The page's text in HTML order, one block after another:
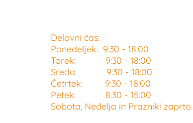
Delovni čas:
Ponedeljek: 9:30 - 18:00
Torek: 9:30 - 18:00
Sreda: 9:30 - 18:00
Četrtek: 9:30 - 18:00
Petek: 8:30 - 15:00
Sobota, Nedelja in Prazniki zaprto.